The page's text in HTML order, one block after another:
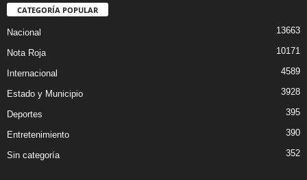
CATEGORÍA POPULAR
Nacional 13663
Nota Roja 10171
Internacional 4589
Estado y Municipio 3928
Deportes 395
Entretenimiento 390
Sin categoría 352